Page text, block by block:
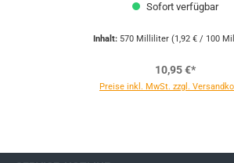
Sofort verfügbar
Inhalt: 570 Milliliter (1,92 € / 100
10,95 €*
Preise inkl. MwSt. zzgl.